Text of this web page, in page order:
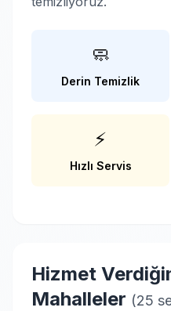
🧼
Derin Temizlik
⚡
Hızlı Servis
Hizmet
Mahalleler (25